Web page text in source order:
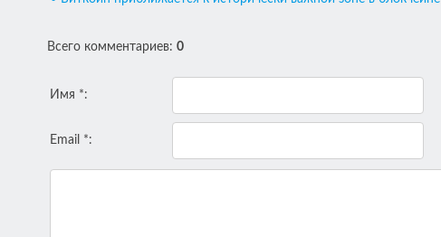
Всего комментариев: 0
Имя *:
Email *: